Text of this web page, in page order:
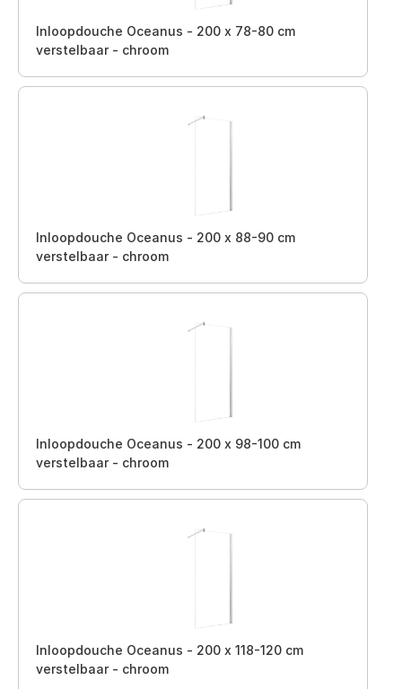
Inloopdouche Oceanus - 200 x 78-80 cm
verstelbaar - chroom
Inloopdouche Oceanus - 200 x 88-90 cm
verstelbaar - chroom
Inloopdouche Oceanus - 200 x 98-100 cm
verstelbaar - chroom
Inloopdouche Oceanus - 200 x 118-120 cm
verstelbaar - chroom